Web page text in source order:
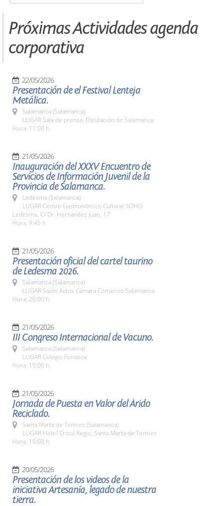
Próximas Actividades agenda
corporativa
22/05/2026
Presentación de el Festival Lenteja
Metálica.
Salamanca (Salamanca)
LUGAR Sala de prensa. Diputación de Salamanca
Hora: 11:00 h.
21/05/2026
Inauguración del XXXV Encuentro de
Servicios de Información Juvenil de la
Provincia de Salamanca.
Ledesma (Salamanca)
LUGAR Centro Gastronómico Cultural SOHO
Ledesma. C/ Dr. Hernández Juan, 17
Hora: 9:45 h.
21/05/2026
Presentación oficial del cartel taurino
de Ledesma 2026.
Salamanca (Salamanca)
LUGAR Salón Actos Cámara Comercio Salamanca
Hora: 20:00 h.
21/05/2026
III Congreso Internacional de Vacuno.
Salamanca (Salamanca)
LUGAR Colegio Fonseca
Hora: 10:00 h.
21/05/2026
Jornada de Puesta en Valor del Árido
Reciclado.
Santa Marta de Tormes (Salamanca)
LUGAR Hotel Crisol Regio. Santa Marta de Tormes
Hora: 10:00 h.
20/05/2026
Presentación de los videos de la
iniciativa Artesanía, legado de nuestra
tierra.